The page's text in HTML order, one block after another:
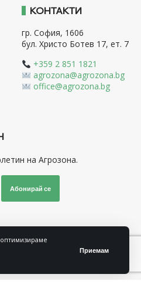
Приемам
КОНТАКТИ
гр. София, 1606
бул. Христо Ботев 17, ет. 7
+359 2 851 1821
agrozona@agrozona.bg
office@agrozona.bg
на Агрозона.
Абонирай се
Последвайте ни